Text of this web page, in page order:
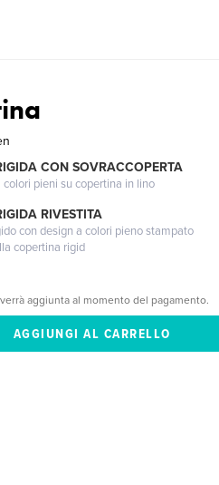
CON SOVRACCOPERTA
colori pieni su copertina in lino
RIVESTITA
con design a colori pieno stampato
copertina rigid
verrà aggiunta al momento del pagamento.